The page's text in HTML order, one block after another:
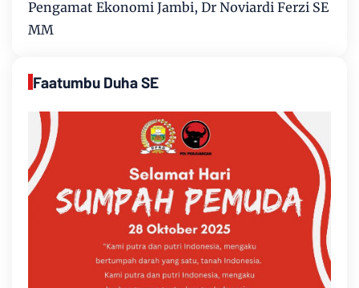
Pengamat Ekonomi Jambi, Dr Noviardi Ferzi SE
MM
Faatumbu Duha SE